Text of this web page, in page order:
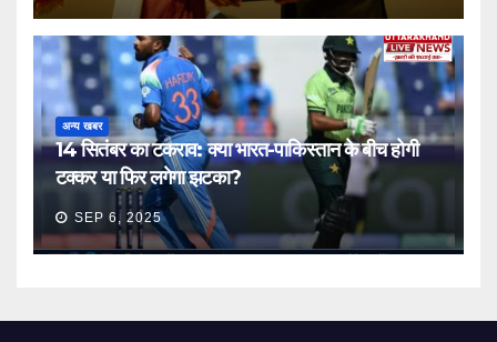
अन्य खबर
14 सितंबर का टकराव: क्या भारत-पाकिस्तान के बीच होगी
टक्कर या फिर लगेगा झटका?
SEP 6, 2025